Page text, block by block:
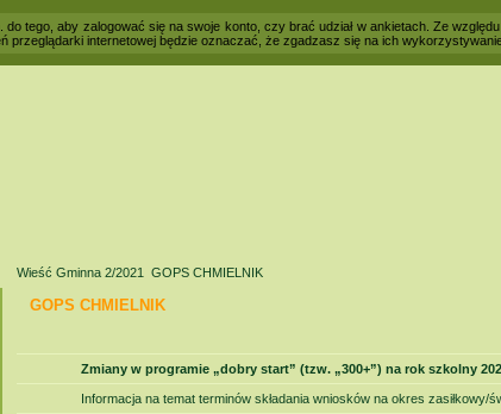
tego, aby zalogować się na swoje konto, czy brać udział w ankietach. Ze
internetowej będzie oznaczać, że zgadzasz się na ich
Wieść Gminna 2/2021 GOPS CHMIELNIK
GOPS CHMIELNIK
Zmiany w programie „dobry start” (tzw. „300+”) na rok szkolny
Informacja na temat terminów składania wniosków na okres zasiłkowy/